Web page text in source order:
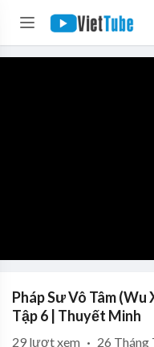
Pháp Sư Vô Tâm
Tập 6 | Thuyết Minh
29 lượt xem · 26 Tháng